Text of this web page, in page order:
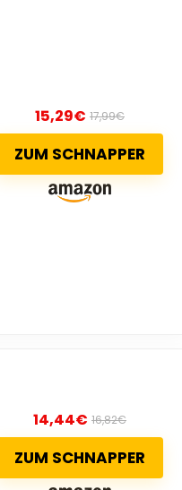
15,29€ 17,99€
ZUM SCHNAPPER
14,44€ 16,82€
ZUM SCHNAPPER